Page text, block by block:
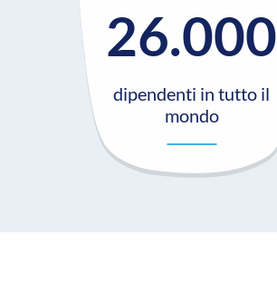
26.000
dipendenti in tutto il
mondo